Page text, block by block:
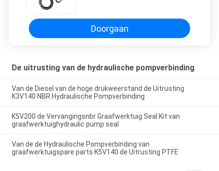
Doorgaan
De uitrusting van de hydraulische pompverbinding
Van de Diesel van de hoge drukweerstand de Uitrusting
K3V140 NBR Hydraulische Pompverbinding
K5V200 de Vervangingsnbr Graafwerktuig Seal Kit van
graafwerktuighydraulic pump seal
Van de de Hydraulische Pompverbinding van
graafwerktuigspare parts K5V140 de Uitrusting PTFE